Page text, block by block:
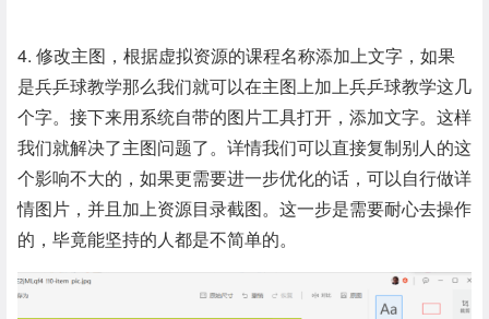
4. 修改主图，根据虚拟资源的课程名称添加上文字，如果
是兵乒球教学那么我们就可以在主图上加上兵乒球教学这几
个字。接下来用系统自带的图片工具打开，添加文字。这样
我们就解决了主图问题了。详情我们可以直接复制别人的这
个影响不大的，如果更需要进一步优化的话，可以自行做详
情图片，并且加上资源目录截图。这一步是需要耐心去操作
的，毕竟能坚持的人都是不简单的。